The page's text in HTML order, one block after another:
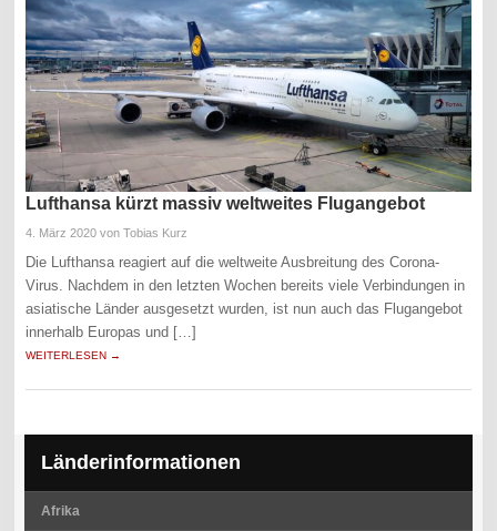
Lufthansa kürzt massiv weltweites Flugangebot
4. März 2020 von Tobias Kurz
Die Lufthansa reagiert auf die weltweite Ausbreitung des Corona-
Virus. Nachdem in den letzten Wochen bereits viele Verbindungen in
asiatische Länder ausgesetzt wurden, ist nun auch das Flugangebot
innerhalb Europas und […]
WEITERLESEN →
Länderinformationen
Afrika